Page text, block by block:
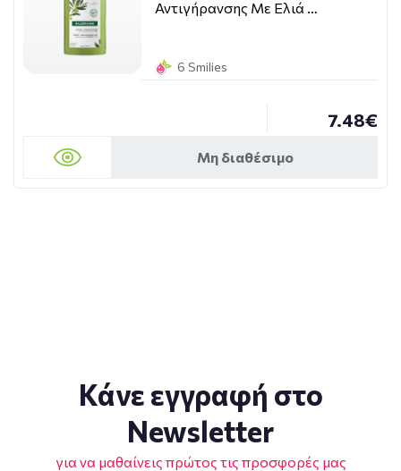
Αντιγήρανσης Με Ελιά …
6 Smilies
7.48€
Μη διαθέσιμο
Κάνε εγγραφή στο
Newsletter
για να μαθαίνεις πρώτος τις προσφορές μας